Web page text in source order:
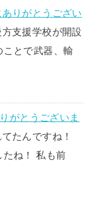
りがとうござい
支援学校が開設
とで武器、輸
がとうございま
たんですね！
たね！ 私も前